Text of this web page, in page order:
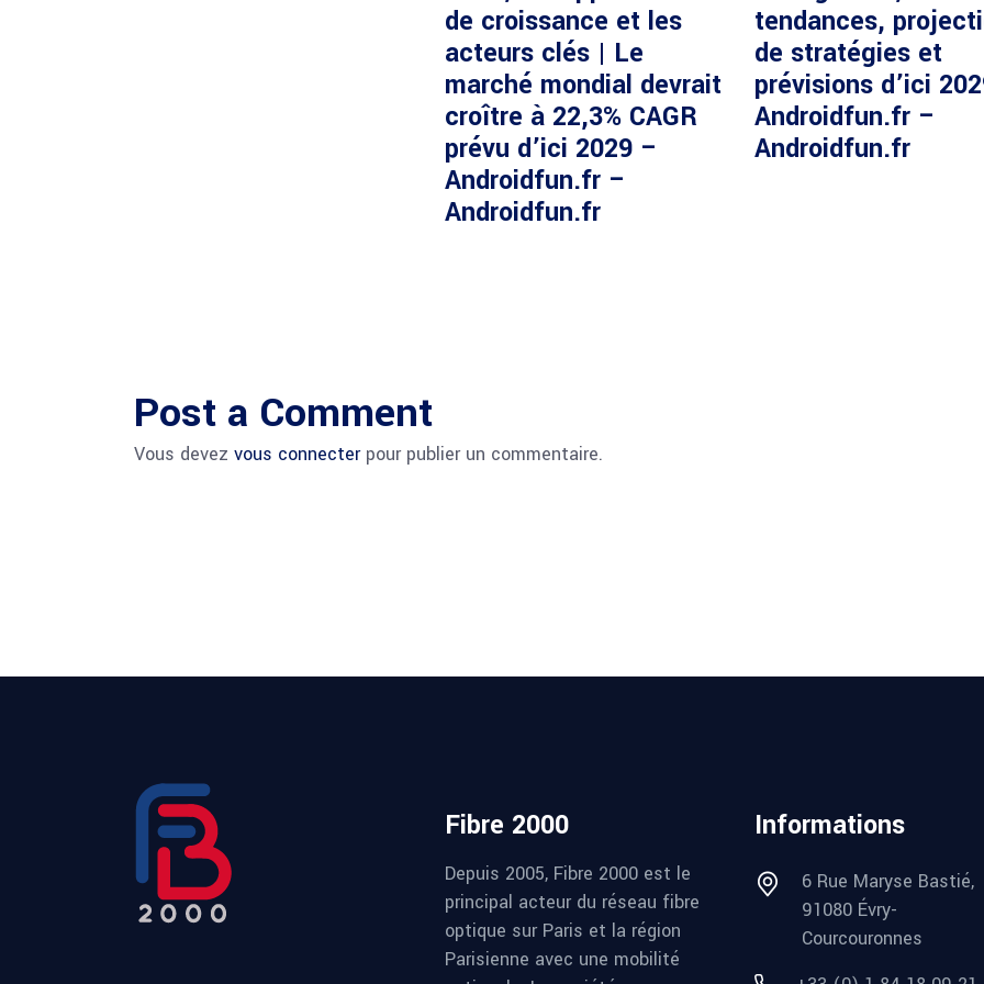
de croissance et les
acteurs clés | Le
marché mondial devrait
croître à 22,3% CAGR
prévu d’ici 2029 –
Androidfun.fr –
Androidfun.fr
tendances,
de stratégies et
prévisions d’ici
Androidfun.fr –
Androidfun.fr
Post a Comment
Vous devez vous connecterpour publier un commentaire.
Fibre 2000
Depuis 2005, Fibre 2000 est le
principal acteur du réseau fibre
optique sur Paris et la région
Parisienne avec une mobilité
Informations
6 Rue Maryse Bastié,
91080 Évry-
Courcouronnes